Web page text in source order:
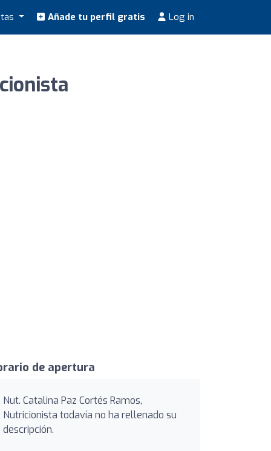
Añade tu perfil gratis Log in
de apertura
Nut. Catalina Paz Cortés Ramos,
Nutricionista todavía no ha rellenado su
descripción.